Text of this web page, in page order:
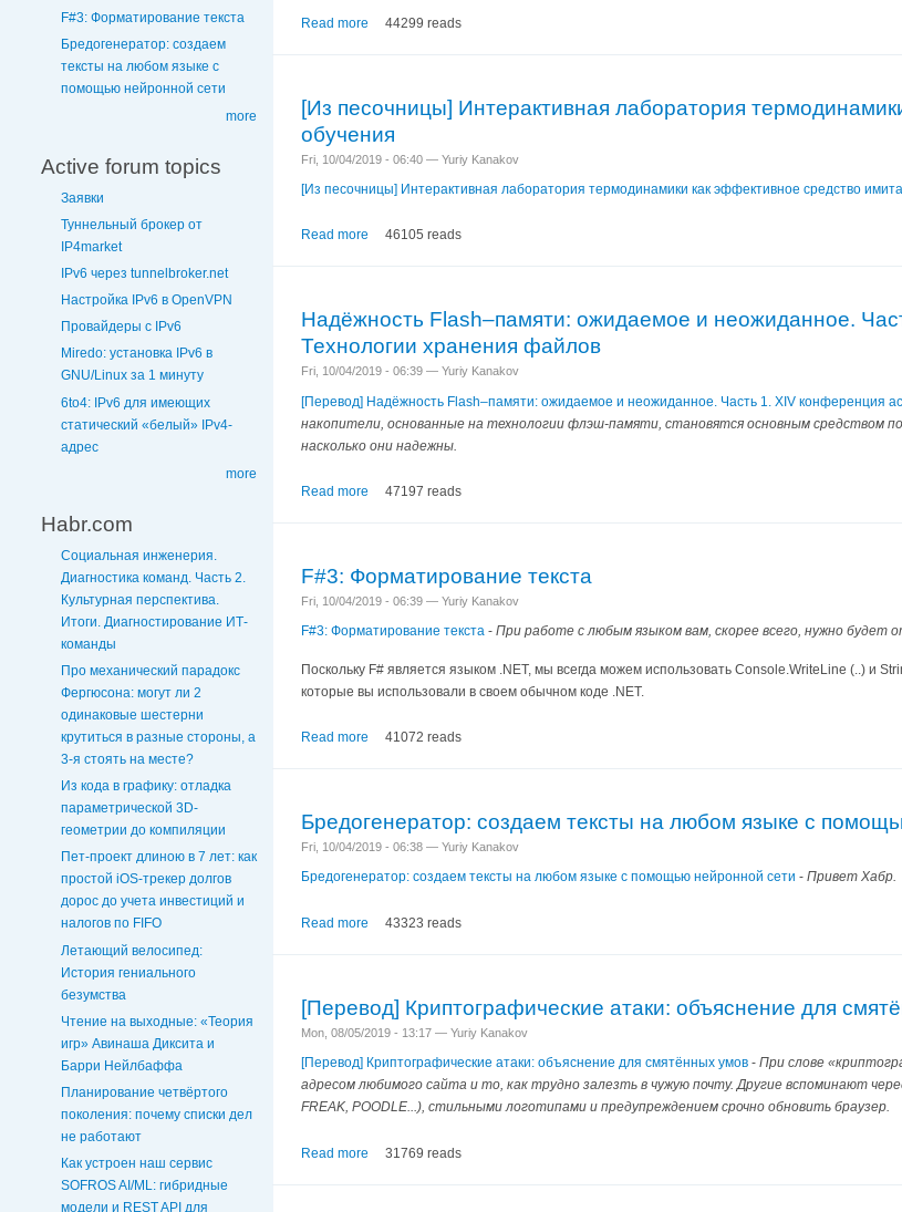
F#3: Форматирование текста
Бредогенератор: создаем
тексты на любом языке с
помощью нейронной сети
more
Active forum topics
Заявки
Туннельный брокер от
IP4market
IPv6 через tunnelbroker.net
Настройка IPv6 в OpenVPN
Провайдеры с IPv6
Miredo: установка IPv6 в
GNU/Linux за 1 минуту
6to4: IPv6 для имеющих
статический «белый» IPv4-
адрес
more
Habr.com
Социальная инженерия.
Диагностика команд. Часть 2.
Культурная перспектива.
Итоги. Диагностирование ИТ-
команды
Про механический парадокс
Фергюсона: могут ли 2
одинаковые шестерни
крутиться в разные стороны, а
3-я стоять на месте?
Из кода в графику: отладка
параметрической 3D-
геометрии до компиляции
Пет-проект длиною в 7 лет: как
простой iOS-трекер долгов
дорос до учета инвестиций и
налогов по FIFO
Летающий велосипед:
История гениального
безумства
Чтение на выходные: «Теория
игр» Авинаша Диксита и
Барри Нейлбаффа
Планирование четвёртого
поколения: почему списки дел
не работают
Как устроен наш сервис
SOFROS AI/ML: гибридные
модели и REST API для
Read more 44299 reads
[Из песочницы] Интерактивная лаборатория
обучения
Fri, 10/04/2019 - 06:40 — Yuriy Kanakov
[Из песочницы] Интерактивная лаборатория термодинамики как эффективное средство
Read more 46105 reads
Надёжность Flash–памяти: ожидаемое и неожиданное.
Технологии хранения файлов
Fri, 10/04/2019 - 06:39 — Yuriy Kanakov
[Перевод] Надёжность Flash–памяти: ожидаемое и неожиданное. Часть 1. XIV конференция
накопители, основанные на технологии флэш-памяти, становятся основным средством
насколько они надежны.
Read more 47197 reads
F#3: Форматирование текста
Fri, 10/04/2019 - 06:39 — Yuriy Kanakov
F#3: Форматирование текста - При работе с любым языком вам, скорее всего, нужно
Поскольку F# является языком .NET, мы всегда можем использовать Console.WriteLine (..) и
которые вы использовали в своем обычном коде .NET.
Read more 41072 reads
Бредогенератор: создаем тексты на любом языке с
Fri, 10/04/2019 - 06:38 — Yuriy Kanakov
Бредогенератор: создаем тексты на любом языке с помощью нейронной сети - Привет Хабр.
Read more 43323 reads
[Перевод] Криптографические атаки: объяснение для
Mon, 08/05/2019 - 13:17 — Yuriy Kanakov
[Перевод] Криптографические атаки: объяснение для смятённых умов - При слове
адресом любимого сайта и то, как трудно залезть в чужую почту. Другие вспоминают
FREAK, POODLE...), стильными логотипами и предупреждением срочно обновить браузер.
Read more 31769 reads